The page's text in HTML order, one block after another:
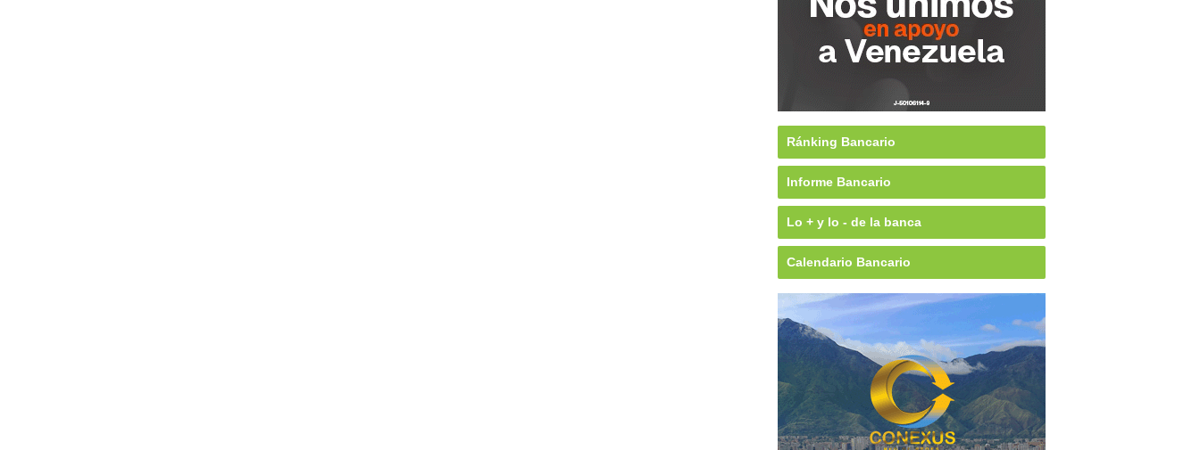
Ránking Bancario
Informe Bancario
Lo + y lo - de la banca
Calendario Bancario